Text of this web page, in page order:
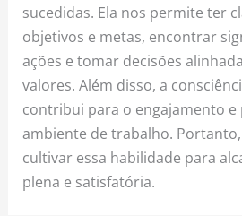
sucedidas. Ela nos permite ter
objetivos e metas, encontrar
ações e tomar decisões
valores. Além disso, a
contribui para o engajamento
ambiente de trabalho.
cultivar essa habilidade para
plena e satisfatória.